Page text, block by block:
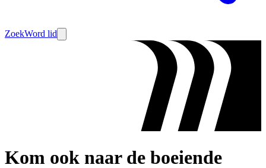
ZoekWord lid
Kom ook naar de boeiende